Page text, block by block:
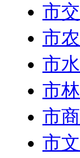
市
市
市
市
市
市